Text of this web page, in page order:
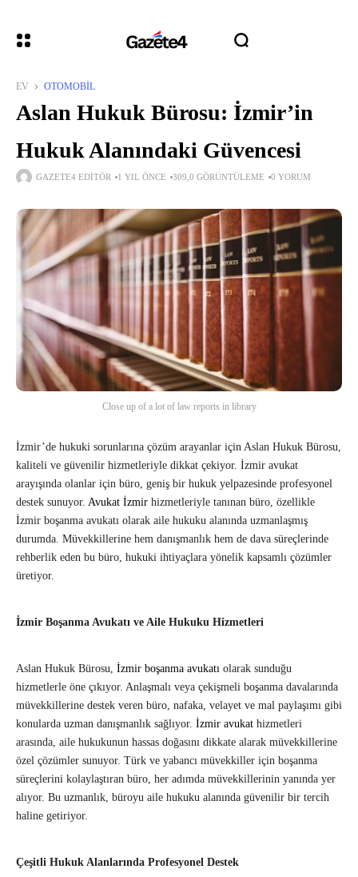
EV OTOMOBIL
Aslan Hukuk Bürosu: İzmir’in
Hukuk Alanındaki Güvencesi
GAZETE4 EDITÖR 1 YIL ÖNCE 309,0 GÖRÜNTÜLEME 0 YORUM
Close up of a lot of law reports in library
İzmir’de hukuki sorunlarına çözüm arayanlar için Aslan Hukuk Bürosu,
kaliteli ve güvenilir hizmetleriyle dikkat çekiyor. İzmir avukat
arayışında olanlar için büro, geniş bir hukuk yelpazesinde profesyonel
destek sunuyor. Avukat İzmir hizmetleriyle tanınan büro, özellikle
İzmir boşanma avukatı olarak aile hukuku alanında uzmanlaşmış
durumda. Müvekkillerine hem danışmanlık hem de dava süreçlerinde
rehberlik eden bu büro, hukuki ihtiyaçlara yönelik kapsamlı çözümler
üretiyor.
İzmir Boşanma Avukatı ve Aile Hukuku Hizmetleri
Aslan Hukuk Bürosu, İzmir boşanma avukatı olarak sunduğu
hizmetlerle öne çıkıyor. Anlaşmalı veya çekişmeli boşanma davalarında
müvekkillerine destek veren büro, nafaka, velayet ve mal paylaşımı gibi
konularda uzman danışmanlık sağlıyor. İzmir avukat hizmetleri
arasında, aile hukukunun hassas doğasını dikkate alarak müvekkillerine
özel çözümler sunuyor. Türk ve yabancı müvekkiller için boşanma
süreçlerini kolaylaştıran büro, her adımda müvekkillerinin yanında yer
alıyor. Bu uzmanlık, büroyu aile hukuku alanında güvenilir bir tercih
haline getiriyor.
Çeşitli Hukuk Alanlarında Profesyonel Destek